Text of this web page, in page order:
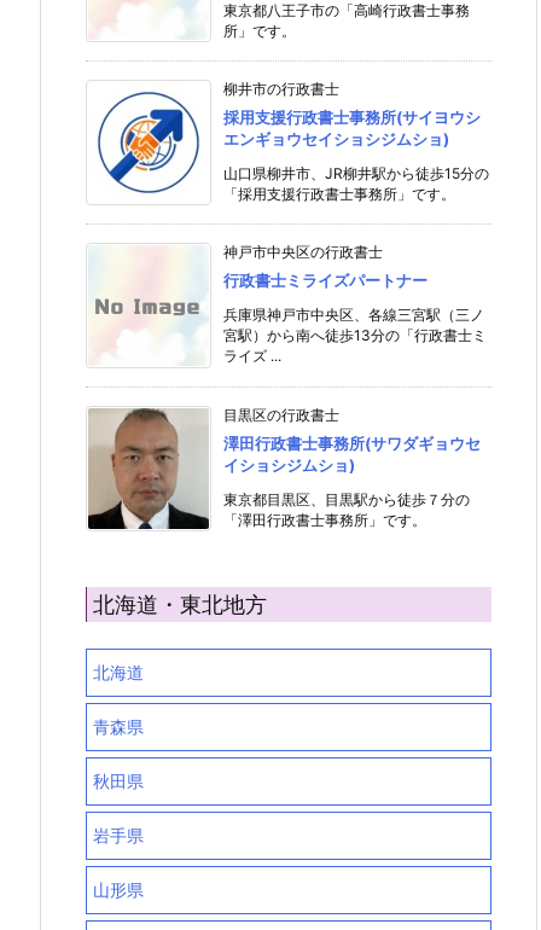
東京都八王子市の「高崎行政書士事務
所」です。
柳井市の行政書士
採用支援行政書士事務所(サイヨウシ
エンギョウセイショシジムショ)
山口県柳井市、JR柳井駅から徒歩15分の
「採用支援行政書士事務所」です。
神戸市中央区の行政書士
行政書士ミライズパートナー
兵庫県神戸市中央区、各線三宮駅（三ノ
宮駅）から南へ徒歩13分の「行政書士ミ
ライズ ...
目黒区の行政書士
澤田行政書士事務所(サワダギョウセ
イショシジムショ)
東京都目黒区、目黒駅から徒歩７分の
「澤田行政書士事務所」です。
北海道・東北地方
北海道
青森県
秋田県
岩手県
山形県